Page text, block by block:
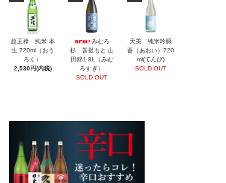
超王祿 純米 本
生 720ml（おう
ろく）
2,530円(内税)
みむろ
杉 菩提もと 山
田錦1.8L（みむ
ろすぎ）
SOLD OUT
天美 純米吟醸
蒼（あおい）720
ml(てんび)
SOLD OUT